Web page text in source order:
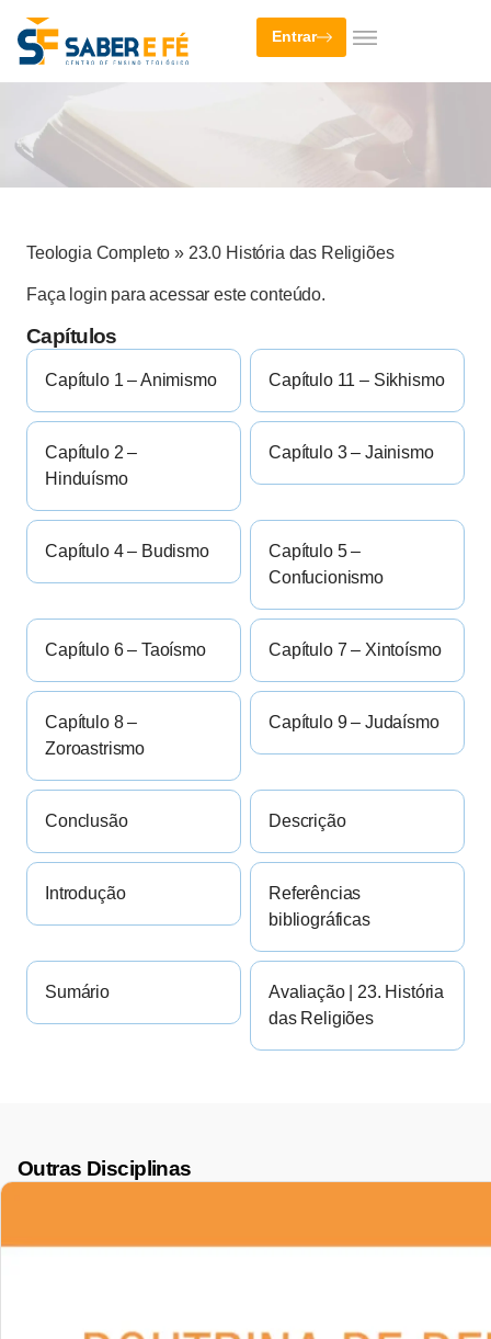
Entrar
Teologia Completo » 23.0 História das Religiões
Faça login para acessar este conteúdo.
Capítulos
Capítulo 1 – Animismo Capítulo 11 – Sikhismo
Capítulo 2 –
Hinduísmo
Capítulo 3 – Jainismo
Capítulo 4 – Budismo
Capítulo 5 –
Confucionismo
Capítulo 6 – Taoísmo Capítulo 7 – Xintoísmo
Capítulo 8 –
Zoroastrismo
Capítulo 9 – Judaísmo
Conclusão Descrição
Introdução
Referências
bibliográficas
Sumário
Avaliação | 23. História
das Religiões
Outras Disciplinas